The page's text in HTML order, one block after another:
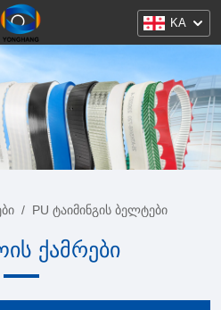
KA
/ PU ᲢᲐᲘᲛᲘᲜᲒᲘᲡ ᲑᲔᲚᲢᲔᲑᲘ
ქამრები